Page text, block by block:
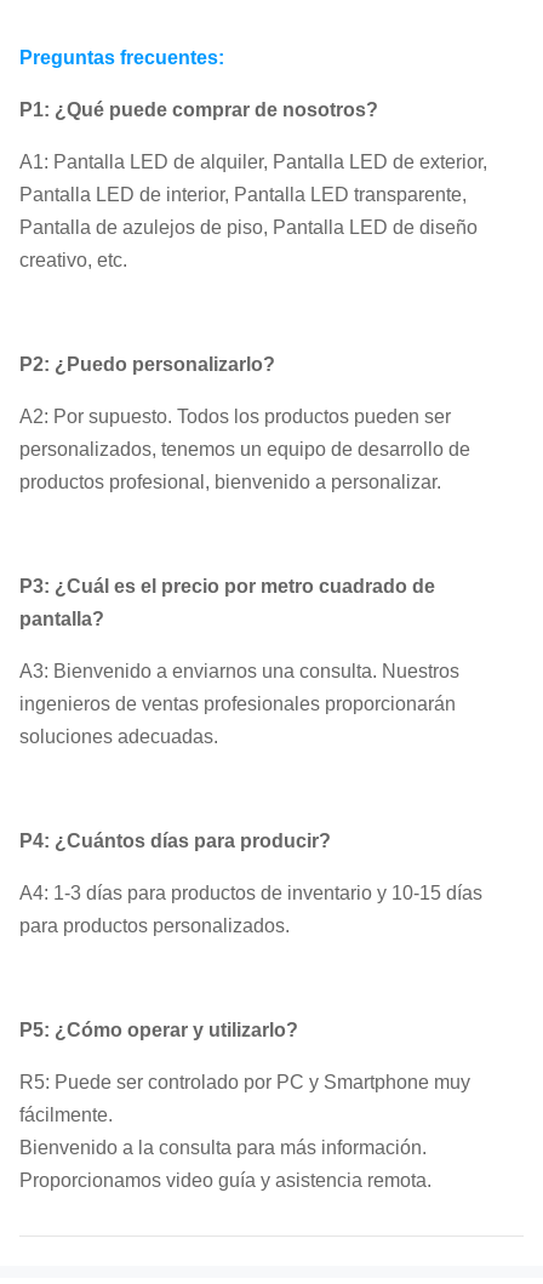
Preguntas frecuentes:
P1: ¿Qué puede comprar de nosotros?
A1: Pantalla LED de alquiler, Pantalla LED de exterior,
Pantalla LED de interior, Pantalla LED transparente,
Pantalla de azulejos de piso, Pantalla LED de diseño
creativo, etc.
P2: ¿Puedo personalizarlo?
A2: Por supuesto. Todos los productos pueden ser
personalizados, tenemos un equipo de desarrollo de
productos profesional, bienvenido a personalizar.
P3: ¿Cuál es el precio por metro cuadrado de
pantalla?
A3: Bienvenido a enviarnos una consulta. Nuestros
ingenieros de ventas profesionales proporcionarán
soluciones adecuadas.
P4: ¿Cuántos días para producir?
A4: 1-3 días para productos de inventario y 10-15 días
para productos personalizados.
P5: ¿Cómo operar y utilizarlo?
R5: Puede ser controlado por PC y Smartphone muy
fácilmente.
Bienvenido a la consulta para más información.
Proporcionamos video guía y asistencia remota.